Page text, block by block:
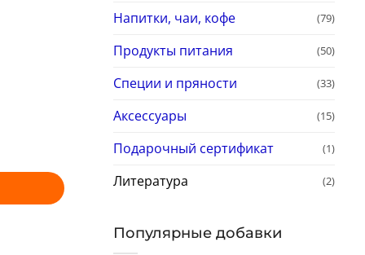
Напитки, чаи, кофе (79)
Продукты питания (50)
Специи и пряности (33)
Аксессуары (15)
Подарочный сертификат (1)
Литература (2)
Популярные добавки